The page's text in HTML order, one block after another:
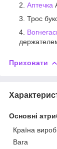
Аптечка
Трос
Приховати
Основні
Країна
Вага